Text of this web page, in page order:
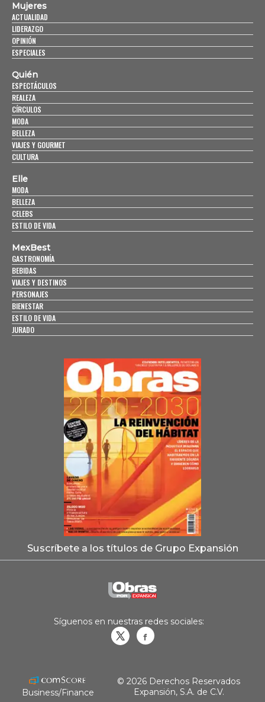
Mujeres
ACTUALIDAD
LIDERAZGO
OPINIÓN
ESPECIALES
Quién
ESPECTÁCULOS
REALEZA
CÍRCULOS
MODA
BELLEZA
VIAJES Y GOURMET
CULTURA
Elle
MODA
BELLEZA
CELEBS
ESTILO DE VIDA
MexBest
GASTRONOMÍA
BEBIDAS
VIAJES Y DESTINOS
PERSONAJES
BIENESTAR
ESTILO DE VIDA
JURADO
Suscríbete a los títulos de Grupo Expansión
Síguenos en nuestras redes sociales:
Business/Finance
© 2026 Derechos Reservados
Expansión, S.A. de C.V.